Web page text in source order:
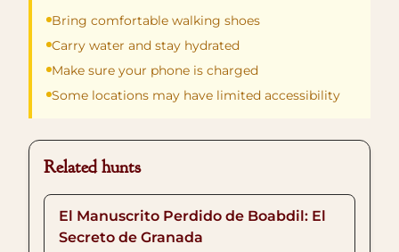
Bring comfortable walking shoes
Carry water and stay hydrated
Make sure your phone is charged
Some locations may have limited accessibility
Related hunts
El Manuscrito Perdido de Boabdil: El
Secreto de Granada